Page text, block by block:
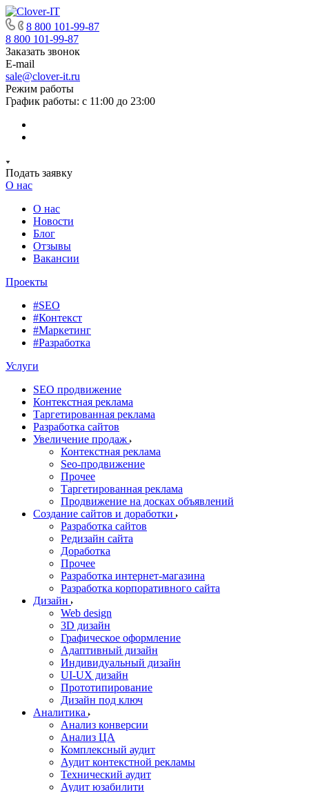
8 800 101-99-87
8 800 101-99-87
Заказать звонок
E-mail
sale@clover-it.ru
Режим работы
График работы: с 11:00 до 23:00
Подать заявку
О нас
О нас
Новости
Блог
Отзывы
Вакансии
Проекты
#SEO
#Контекст
#Маркетинг
#Разработка
Услуги
SEO продвижение
Контекстная реклама
Таргетированная реклама
Разработка сайтов
Увеличение продаж
Контекстная реклама
Seo-продвижение
Прочее
Таргетированная реклама
Продвижение на досках объявлений
Создание сайтов и доработки
Разработка сайтов
Редизайн сайта
Доработка
Прочее
Разработка интернет-магазина
Разработка корпоративного сайта
Дизайн
Web design
3D дизайн
Графическое оформление
Адаптивный дизайн
Индивидуальный дизайн
UI‑UX дизайн
Прототипирование
Дизайн под ключ
Аналитика
Анализ конверсии
Анализ ЦА
Комплексный аудит
Аудит контекстной рекламы
Технический аудит
Аудит юзабилити